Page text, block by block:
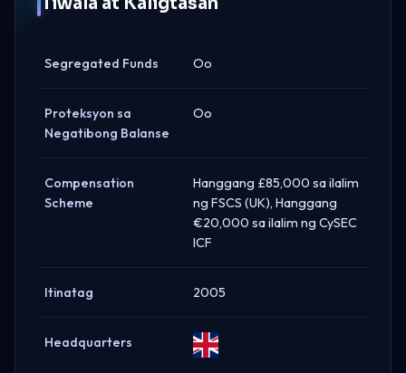
Segregated Funds Oo
Proteksyon sa
Negatibong Balanse
Oo
Compensation
Scheme
Hanggang £85,000 sa ilalim
ng FSCS (UK), Hanggang
€20,000 sa ilalim ng CySEC
ICF
Itinatag 2005
Headquarters